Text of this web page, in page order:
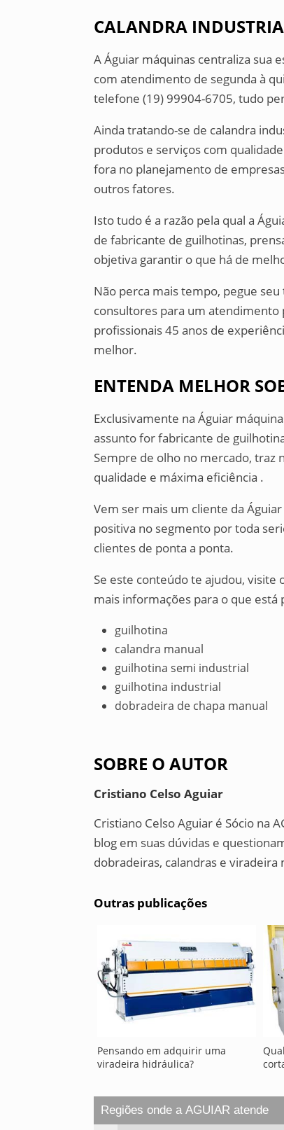
CALANDRA
A Águiar máquinas centraliza sua
com atendimento de segunda à
telefone (19) 99904-6705, tudo
Ainda tratando-se de calandra
produtos e serviços com
fora no planejamento de
outros fatores.
Isto tudo é a razão pela qual a
de fabricante de guilhotinas,
objetiva garantir o que há de
Não perca mais tempo, pegue
consultores para um atendimento
profissionais 45 anos de
melhor.
ENTENDA MELHOR
Exclusivamente na Águiar
assunto for fabricante de
Sempre de olho no mercado, traz
qualidade e máxima eficiência .
Vem ser mais um cliente da
positiva no segmento por toda
clientes de ponta a ponta.
Se este conteúdo te ajudou, visite
mais informações para o que está
guilhotina
calandra manual
guilhotina semi industrial
guilhotina industrial
dobradeira de chapa manual
SOBRE O AUTOR
Cristiano Celso Aguiar
Cristiano Celso Aguiar é Sócio na
blog em suas dúvidas e
dobradeiras, calandras e viradeira
Outras publicações
Pensando em adquirir uma
viradeira hidráulica?
Regiões onde a AGUIAR atende